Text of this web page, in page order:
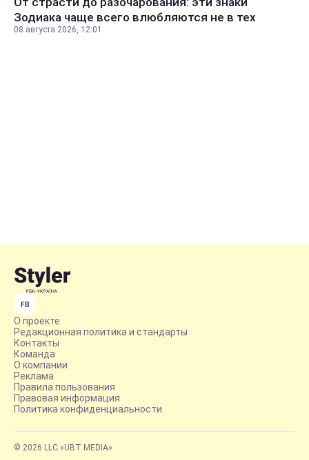
Зодиака чаще всего влюбляются не в тех
08 августа 2026, 12:01
FB
О проекте
Редакционная политика и стандарты
Контакты
Команда
О компании
Реклама
Правила пользования
Правовая информация
Политика конфиденциальности
© 2026 LLC «UBT MEDIA»